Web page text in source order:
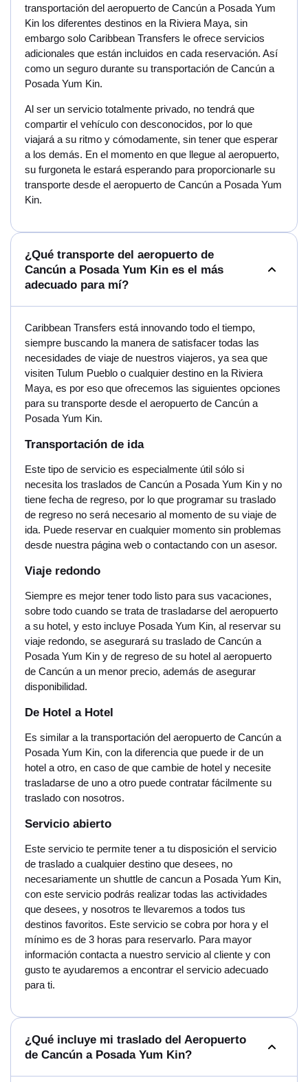
transportación del aeropuerto de Cancún a Posada Yum
Kin los diferentes destinos en la Riviera Maya, sin
embargo solo Caribbean Transfers le ofrece servicios
adicionales que están incluidos en cada reservación. Así
como un seguro durante su transportación de Cancún a
Posada Yum Kin.
Al ser un servicio totalmente privado, no tendrá que
compartir el vehículo con desconocidos, por lo que
viajará a su ritmo y cómodamente, sin tener que esperar
a los demás. En el momento en que llegue al aeropuerto,
su furgoneta le estará esperando para proporcionarle su
transporte desde el aeropuerto de Cancún a Posada Yum
Kin.
¿Qué transporte del aeropuerto de
Cancún a Posada Yum Kin es el más
adecuado para mí?
Caribbean Transfers está innovando todo el tiempo,
siempre buscando la manera de satisfacer todas las
necesidades de viaje de nuestros viajeros, ya sea que
visiten Tulum Pueblo o cualquier destino en la Riviera
Maya, es por eso que ofrecemos las siguientes opciones
para su transporte desde el aeropuerto de Cancún a
Posada Yum Kin.
Transportación de ida
Este tipo de servicio es especialmente útil sólo si
necesita los traslados de Cancún a Posada Yum Kin y no
tiene fecha de regreso, por lo que programar su traslado
de regreso no será necesario al momento de su viaje de
ida. Puede reservar en cualquier momento sin problemas
desde nuestra página web o contactando con un asesor.
Viaje redondo
Siempre es mejor tener todo listo para sus vacaciones,
sobre todo cuando se trata de trasladarse del aeropuerto
a su hotel, y esto incluye Posada Yum Kin, al reservar su
viaje redondo, se asegurará su traslado de Cancún a
Posada Yum Kin y de regreso de su hotel al aeropuerto
de Cancún a un menor precio, además de asegurar
disponibilidad.
De Hotel a Hotel
Es similar a la transportación del aeropuerto de Cancún a
Posada Yum Kin, con la diferencia que puede ir de un
hotel a otro, en caso de que cambie de hotel y necesite
trasladarse de uno a otro puede contratar fácilmente su
traslado con nosotros.
Servicio abierto
Este servicio te permite tener a tu disposición el servicio
de traslado a cualquier destino que desees, no
necesariamente un shuttle de cancun a Posada Yum Kin,
con este servicio podrás realizar todas las actividades
que desees, y nosotros te llevaremos a todos tus
destinos favoritos. Este servicio se cobra por hora y el
mínimo es de 3 horas para reservarlo. Para mayor
información contacta a nuestro servicio al cliente y con
gusto te ayudaremos a encontrar el servicio adecuado
para ti.
¿Qué incluye mi traslado del Aeropuerto
de Cancún a Posada Yum Kin?